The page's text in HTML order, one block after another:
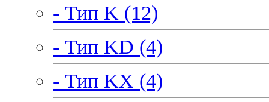
- Тип K (12)
- Тип KD (4)
- Тип KX (4)